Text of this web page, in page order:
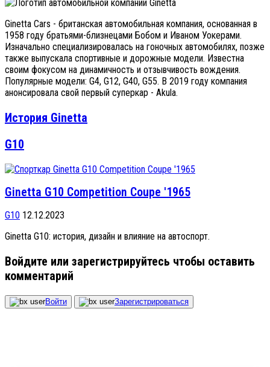
Ginetta Cars - британская автомобильная компания, основанная в
1958 году братьями-близнецами Бобом и Иваном Уокерами.
Изначально специализировалась на гоночных автомобилях, позже
также выпускала спортивные и дорожные модели. Известна
своим фокусом на динамичность и отзывчивость вождения.
Популярные модели: G4, G12, G40, G55. В 2019 году компания
анонсировала свой первый суперкар - Akula.
История Ginetta
G10
Ginetta G10 Competition Coupe '1965
G10 12.12.2023
Ginetta G10: история, дизайн и влияние на автоспорт.
Войдите или зарегистрируйтесь чтобы оставить
комментарий
Войти Зарегистрироваться